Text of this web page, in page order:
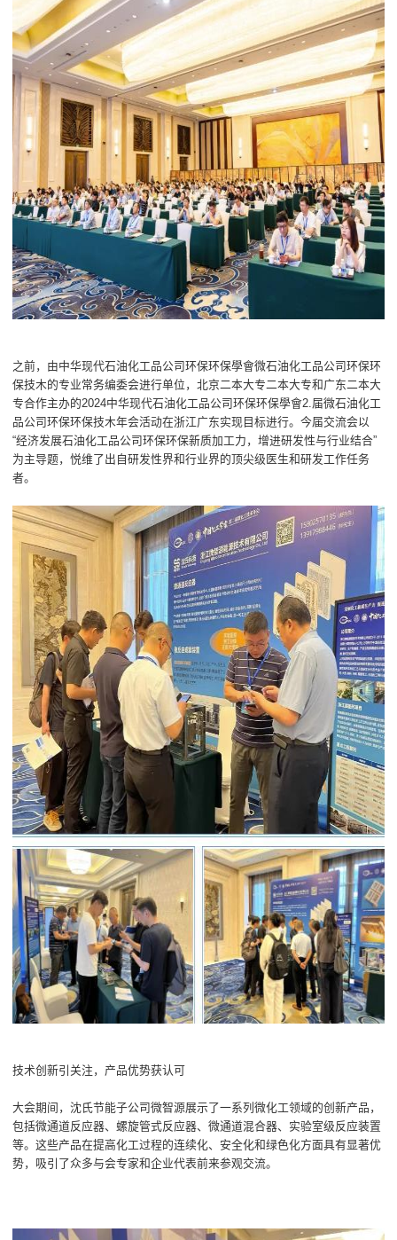
之前，由中华现代石油化工品公司环保环保學會微石油化工品公司环保环
保技木的专业常务编委会进行单位，北京二本大专二本大专和广东二本大
专合作主办的2024中华现代石油化工品公司环保环保學會2.届微石油化工
品公司环保环保技木年会活动在浙江广东实现目标进行。今届交流会以
“经济发展石油化工品公司环保环保新质加工力，增进研发性与行业结合”
为主导题，悦维了出自研发性界和行业界的顶尖级医生和研发工作任务
者。
技术创新引关注，产品优势获认可
大会期间，沈氏节能子公司微智源展示了一系列微化工领域的创新产品，
包括微通道反应器、螺旋管式反应器、微通道混合器、实验室级反应装置
等。这些产品在提高化工过程的连续化、安全化和绿色化方面具有显著优
势，吸引了众多与会专家和企业代表前来参观交流。